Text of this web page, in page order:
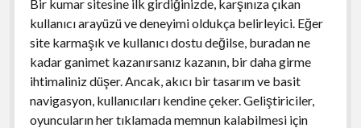
Bir kumar sitesine ilk girdiğinizde, karşınıza çıkan
kullanıcı arayüzü ve deneyimi oldukça belirleyici. Eğer
site karmaşık ve kullanıcı dostu değilse, buradan ne
kadar ganimet kazanırsanız kazanın, bir daha girme
ihtimaliniz düşer. Ancak, akıcı bir tasarım ve basit
navigasyon, kullanıcıları kendine çeker. Geliştiriciler,
oyuncuların her tıklamada memnun kalabilmesi için